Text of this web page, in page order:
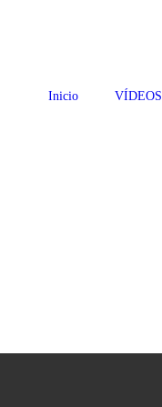
Inicio VÍDEOS